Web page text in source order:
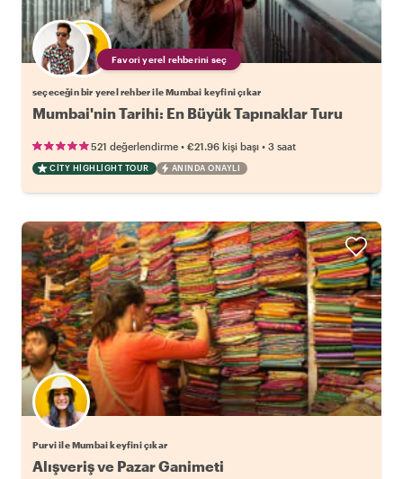
Favori yerel rehberini seç
seçeceğin bir yerel rehber ile Mumbai keyfini çıkar
Mumbai'nin Tarihi: En Büyük Tapınaklar Turu
521 değerlendirme • €21.96 kişi başı • 3 saat
CITY HIGHLIGHT TOUR ANINDA ONAYLI
Purvi ile Mumbai keyfini çıkar
Alışveriş ve Pazar Ganimeti